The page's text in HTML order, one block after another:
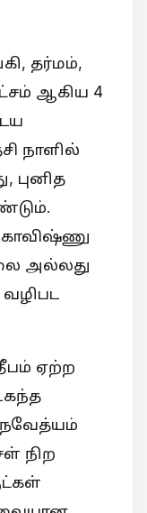
தர்மம்,
ஆகிய 4
நாளில்
புனித
அல்லது
ஏற்ற
நிற